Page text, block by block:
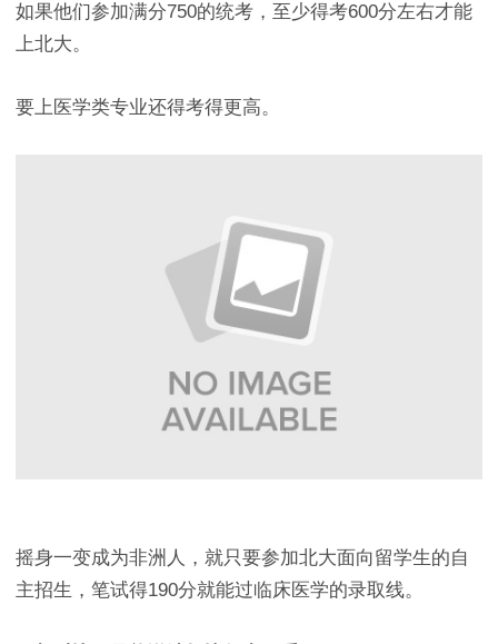
如果他们参加满分750的统考，至少得考600分左右才能
上北大。
要上医学类专业还得考得更高。
摇身一变成为非洲人，就只要参加北大面向留学生的自
主招生，笔试得190分就能过临床医学的录取线。